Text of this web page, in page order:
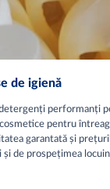
de igienă
performanți
pentru
garantată și
și de prospețimea